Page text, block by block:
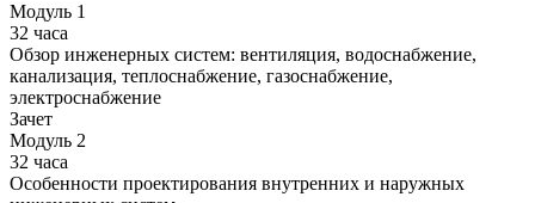
Модуль 1
32 часа
Обзор инженерных систем: вентиляция, водоснабжение,
канализация, теплоснабжение, газоснабжение,
электроснабжение
Зачет
Модуль 2
32 часа
Особенности проектирования внутренних и наружных